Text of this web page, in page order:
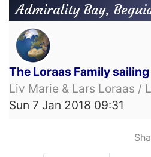
Admirality Bay,
The Loraas Family
Liv Marie & Lars Loraas /
Sun 7 Jan 2018 09:31